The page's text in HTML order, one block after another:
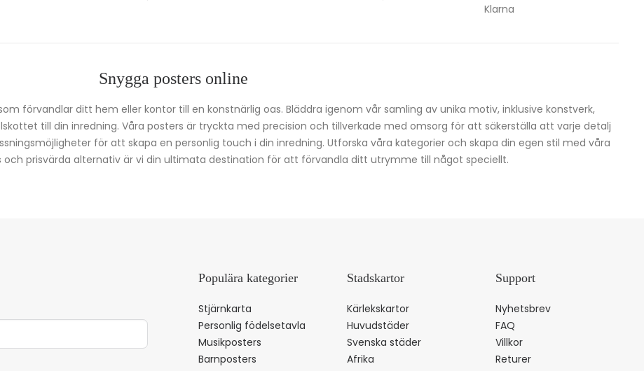
Klarna
Snygga posters online
förvandlar ditt hem eller kontor till en konstnärlig oas. Bläddra igenom vår samling av unika motiv, inklusive konstverk,
till din inredning. Våra posters är tryckta med precision och tillverkade med omsorg för att säkerställa att varje detalj
för att skapa en personlig touch i din inredning. Utforska våra kategorier och skapa din egen stil med våra
och prisvärda alternativ är vi din ultimata destination för att förvandla ditt utrymme till något speciellt.
Populära kategorier
Stjärnkarta
Personlig födelsetavla
Musikposters
Barnposters
Stadskartor
Kärlekskartor
Huvudstäder
Svenska städer
Afrika
Support
Nyhetsbrev
FAQ
Villkor
Returer